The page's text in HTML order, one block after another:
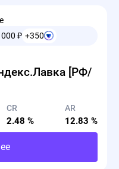
₽ +350
[РФ/
CR
2.48 %
AR
12.83 %